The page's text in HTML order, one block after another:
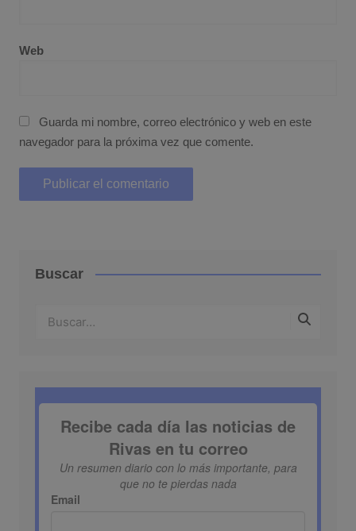
Web
Guarda mi nombre, correo electrónico y web en este
navegador para la próxima vez que comente.
Buscar